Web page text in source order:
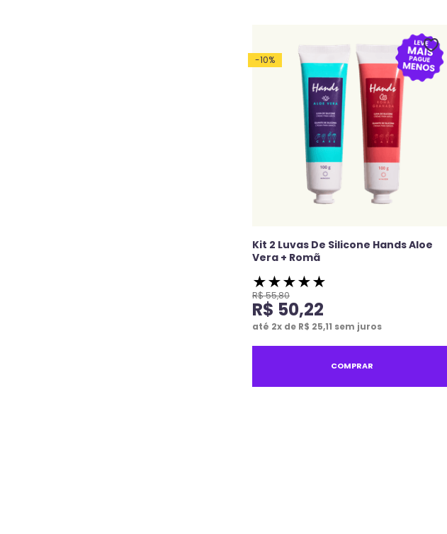
-10%
Kit 2 Luvas De Silicone Hands Aloe
Vera + Romã
★★★★★
R$55,80
R$ 50,22
até 2x de R$ 25,11 sem juros
COMPRAR